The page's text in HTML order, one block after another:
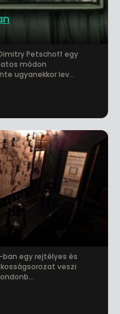
egy rejtélyes és
veszi
Petschoff egy
módon
ugyanekkor lev...